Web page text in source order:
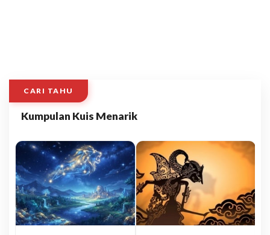
CARI TAHU
Kumpulan Kuis Menarik